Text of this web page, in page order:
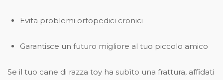
Evita problemi ortopedici cronici
Garantisce un futuro migliore al tuo piccolo amico
Se il tuo cane di razza toy ha subìto una frattura, affidati